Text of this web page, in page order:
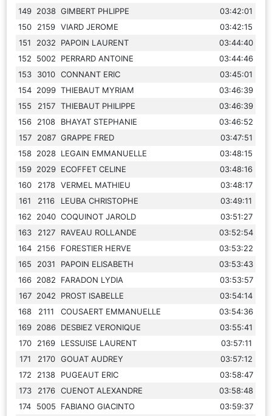
149 2038 GIMBERT PHLIPPE
03:42:01
150
2159 VIARD JEROME
03:42:15
151
2032 PAPOIN LAURENT
03:44:40
152
5002 PERRARD ANTOINE
03:44:46
153
3010 CONNANT ERIC
03:45:01
154 2099 THIEBAUT MYRIAM
03:46:39
155
2157 THIEBAUT PHILIPPE
03:46:39
156
2108 BHAYAT STEPHANIE
03:46:52
157
2087 GRAPPE FRED
03:47:51
158 2028 LEGAIN EMMANUELLE
03:48:15
159 2029 ECOFFET CELINE
03:48:16
160
2178 VERMEL MATHIEU
03:48:17
161
2116 LEUBA CHRISTOPHE
03:49:11
162
2040 COQUINOT JAROLD
03:51:27
163
2127 RAVEAU ROLLANDE
03:52:54
164
2156 FORESTIER HERVE
03:53:22
165
2031 PAPOIN ELISABETH
03:53:43
166 2082 FARADON LYDIA
03:53:57
167 2042 PROST ISABELLE
03:54:14
168
2111 COUSAERT EMMANUELLE
03:54:36
169 2086 DESBIEZ VERONIQUE
03:55:41
170
2169 LESSUISE LAURENT
03:57:11
171
2170 GOUAT AUDREY
03:57:12
172
2138 PUGEAUT ERIC
03:58:47
173
2176 CUENOT ALEXANDRE
03:58:48
174
5005 FABIANO GIACINTO
03:59:37